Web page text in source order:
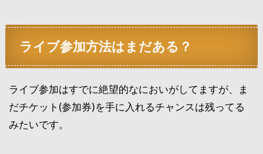
ライブ参加方法はまだある？
ライブ参加はすでに絶望的なにおいがしてますが、ま
だチケット(参加券)を手に入れるチャンスは残ってる
みたいです。